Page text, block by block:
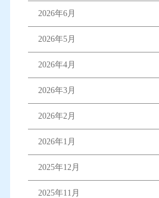
2026年6月
2026年5月
2026年4月
2026年3月
2026年2月
2026年1月
2025年12月
2025年11月